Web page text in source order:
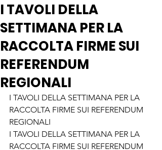
I TAVOLI DELLA
SETTIMANA PER LA
RACCOLTA FIRME SUI
REFERENDUM
REGIONALI
I TAVOLI DELLA SETTIMANA PER LA
RACCOLTA FIRME SUI REFERENDUM
REGIONALI
I TAVOLI DELLA SETTIMANA PER LA
RACCOLTA FIRME SUI REFERENDUM